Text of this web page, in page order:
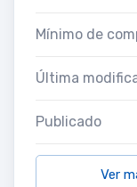
Mínimo de
Última
Publicado
Ver